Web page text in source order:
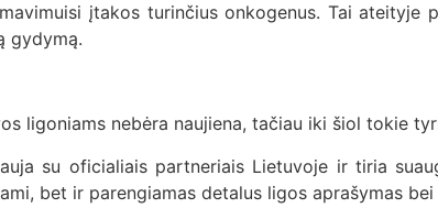
įtakos turinčius onkogenus. Tai ateityje
gydymą.
ligoniams nebėra naujiena, tačiau iki šiol tokie
su oficialiais partneriais Lietuvoje ir tiria
bet ir parengiamas detalus ligos aprašymas